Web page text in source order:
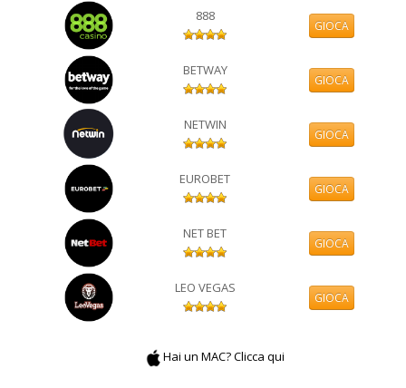
888
GIOCA
BETWAY
GIOCA
NETWIN
GIOCA
EUROBET
GIOCA
NET BET
GIOCA
LEO VEGAS
GIOCA
Hai un MAC? Clicca qui